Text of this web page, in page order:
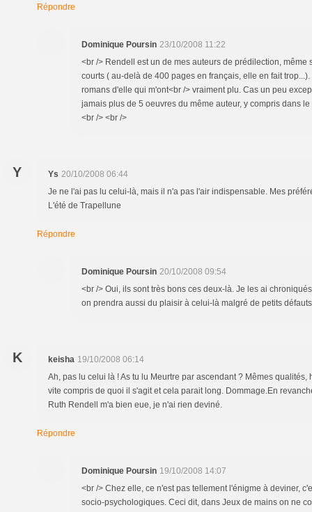
Répondre
Dominique Poursin 23/10/2008 11:22
<br /> Rendell est un de mes auteurs de prédilection, même
courts ( au-delà de 400 pages en français, elle en fait
romans d'elle qui m'ont<br /> vraiment plu. Cas un peu
jamais plus de 5 oeuvres du même auteur, y compris dans
<br /> <br />
Y Ys 20/10/2008 06:44
Je ne l'ai pas lu celui-là, mais il n'a pas l'air indispensable. Mes
L'été de Trapellune
Répondre
Dominique Poursin 20/10/2008 09:54
<br /> Oui, ils sont très bons ces deux-là. Je les ai
on prendra aussi du plaisir à celui-là malgré de petits
K keisha 19/10/2008 06:14
Ah, pas lu celui là ! As tu lu Meurtre par ascendant ? Mêmes
vite compris de quoi il s'agit et cela parait long. Dommage.En
Ruth Rendell m'a bien eue, je n'ai rien deviné.
Répondre
Dominique Poursin 19/10/2008 14:07
<br /> Chez elle, ce n'est pas tellement l'énigme à deviner,
socio-psychologiques. Ceci dit, dans Jeux de mains on ne